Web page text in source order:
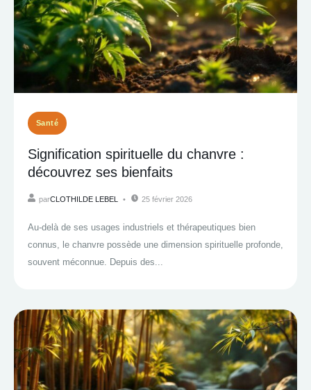
Santé
Signification spirituelle du chanvre :
découvrez ses bienfaits
parCLOTHILDE LEBEL 25 février 2026
Au-delà de ses usages industriels et thérapeutiques bien
connus, le chanvre possède une dimension spirituelle profonde,
souvent méconnue. Depuis des...